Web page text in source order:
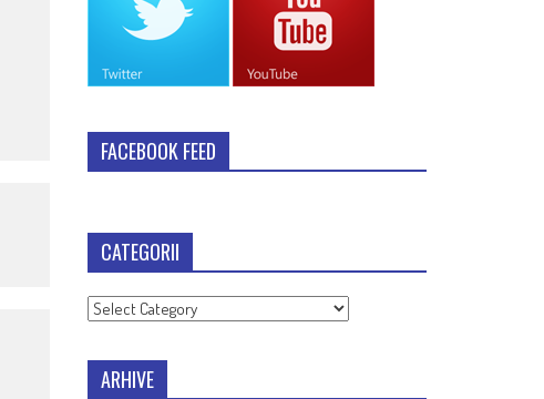
FACEBOOK FEED
CATEGORII
Categorii
ARHIVE